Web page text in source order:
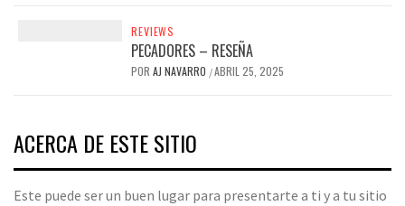
REVIEWS
PECADORES – RESEÑA
POR AJ NAVARRO /ABRIL 25, 2025
ACERCA DE ESTE SITIO
Este puede ser un buen lugar para presentarte a ti y a tu sitio